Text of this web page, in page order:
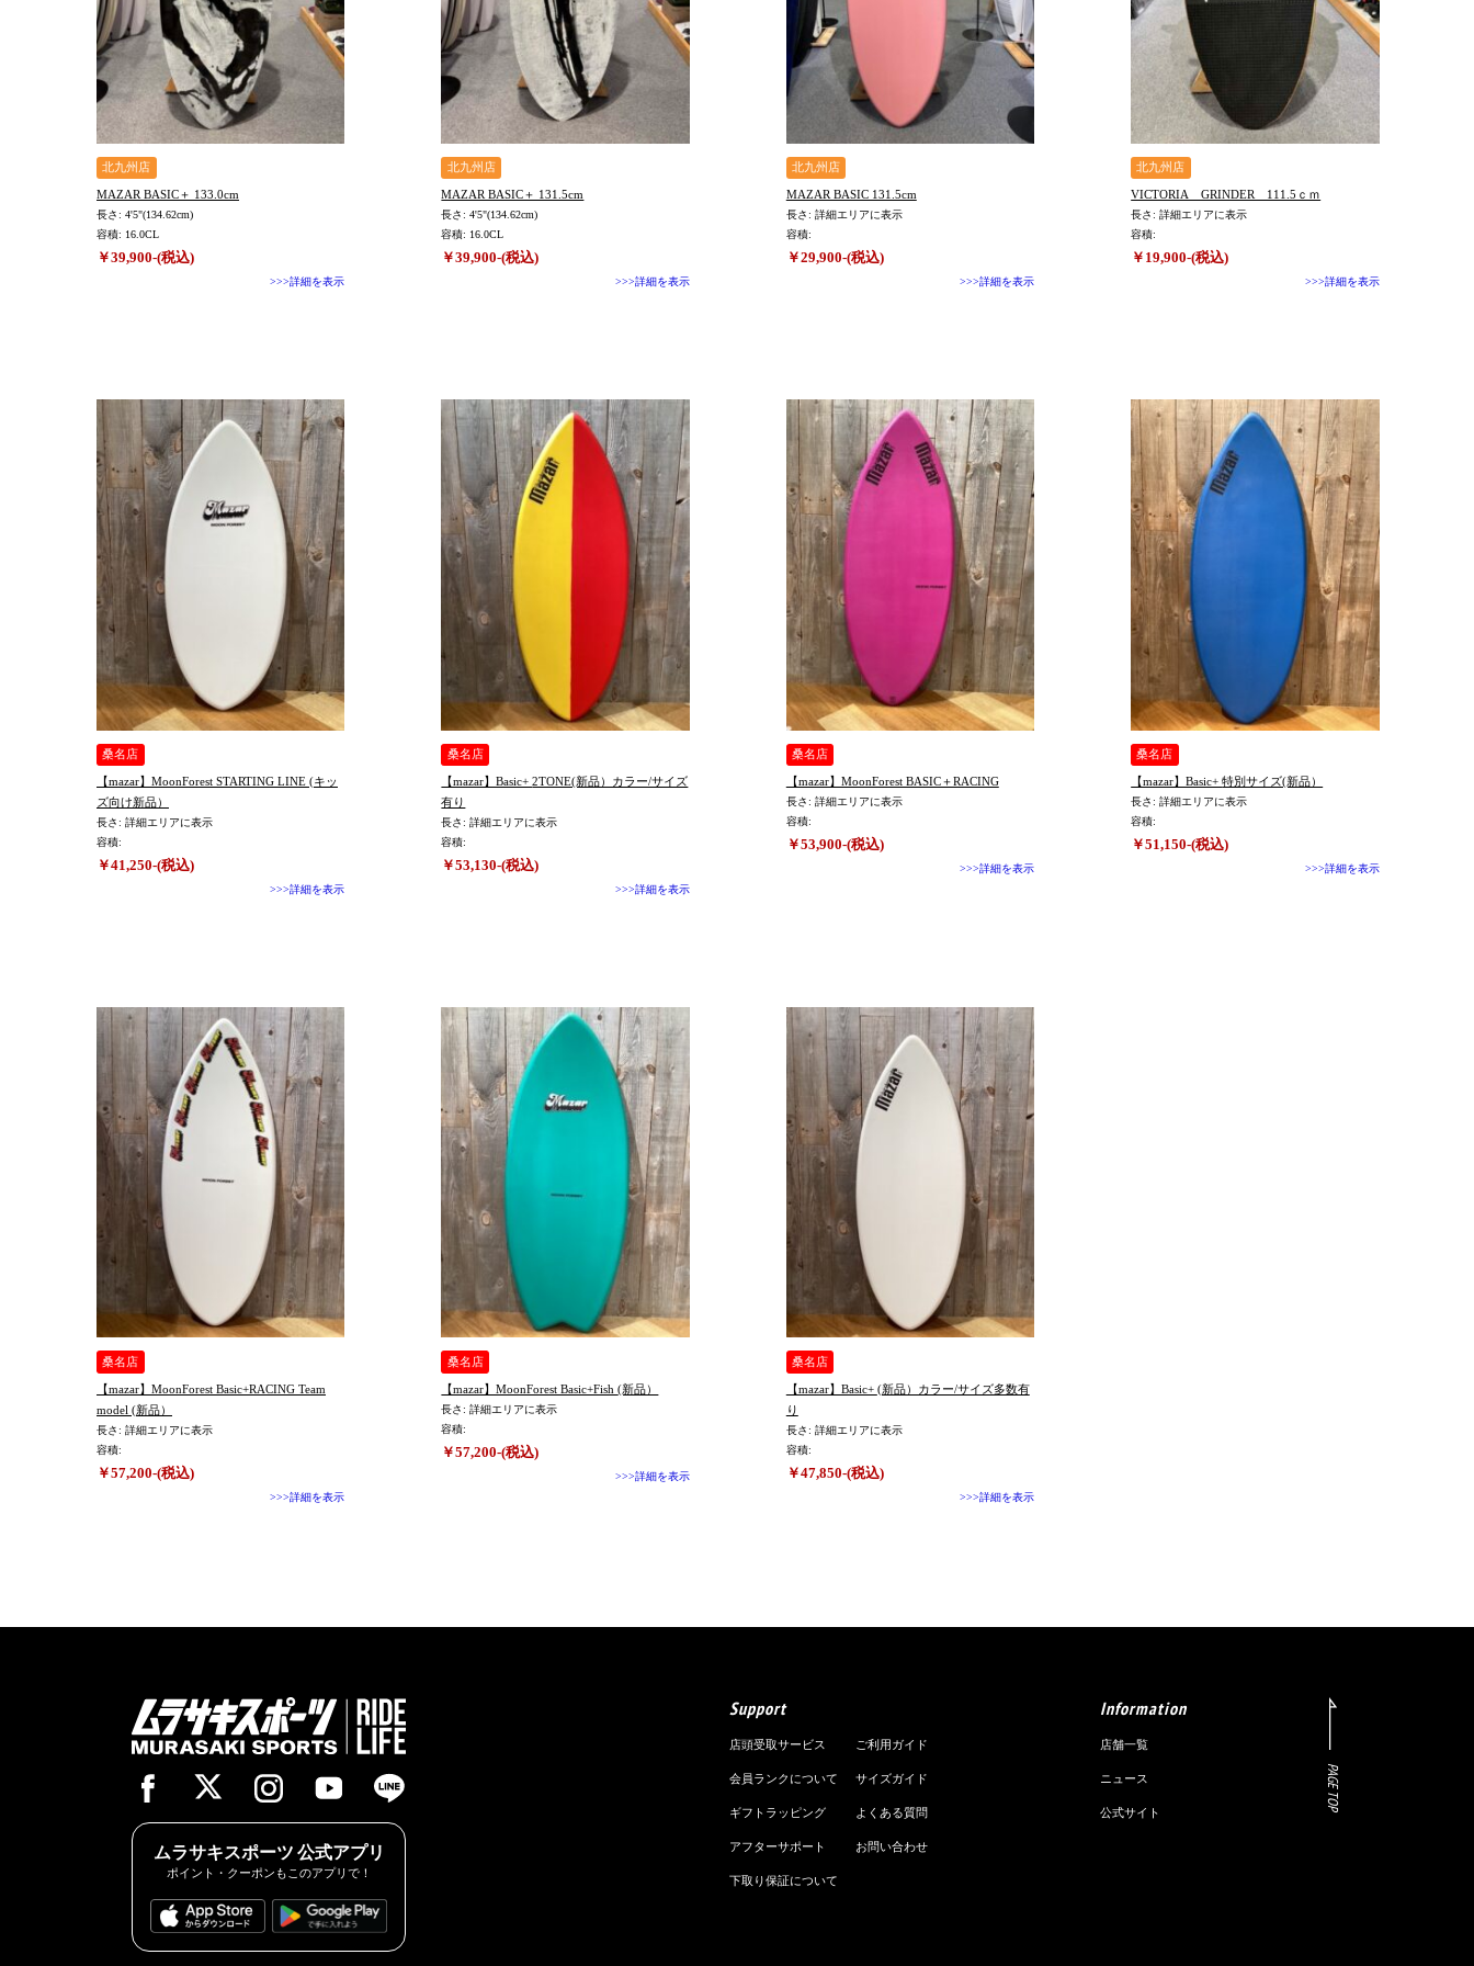
在庫店舗
北九州店
MAZAR BASIC＋ 133.0cm
長さ: 4'5"(134.62cm)
容積: 16.0CL
￥39,900-(税込)
>>>詳細を表示
北九州店
MAZAR BASIC＋ 131.5cm
長さ: 4'5"(134.62cm)
容積: 16.0CL
￥39,900-(税込)
>>>詳細を表示
北九州店
MAZAR BASIC 131.5cm
長さ: 詳細エリアに表示
容積:
￥29,900-(税込)
>>>詳細を表示
北九州店
VICTORIA GRINDER 111.5ｃｍ
長さ: 詳細エリアに表示
容積:
￥19,900-(税込)
>>>詳細を表示
桑名店
【mazar】MoonForest STARTING LINE (キッ
ズ向け新品）
長さ: 詳細エリアに表示
容積:
￥41,250-(税込)
>>>詳細を表示
桑名店
【mazar】Basic+ 2TONE(新品）カラー/サイズ
有り
長さ: 詳細エリアに表示
容積:
￥53,130-(税込)
>>>詳細を表示
桑名店
【mazar】MoonForest BASIC＋RACING
長さ: 詳細エリアに表示
容積:
￥53,900-(税込)
>>>詳細を表示
桑名店
【mazar】Basic+ 特別サイズ(新品）
長さ: 詳細エリアに表示
容積:
￥51,150-(税込)
>>>詳細を表示
桑名店
【mazar】MoonForest Basic+RACING Team
model (新品）
長さ: 詳細エリアに表示
容積:
￥57,200-(税込)
>>>詳細を表示
桑名店
【mazar】MoonForest Basic+Fish (新品）
長さ: 詳細エリアに表示
容積:
￥57,200-(税込)
>>>詳細を表示
桑名店
【mazar】Basic+ (新品）カラー/サイズ多数有
り
長さ: 詳細エリアに表示
容積:
￥47,850-(税込)
>>>詳細を表示
ムラサキスポーツ 公式アプリ
ポイント・クーポンもこのアプリで！
Support
店頭受取サービス ご利用ガイド
会員ランクについて サイズガイド
ギフトラッピング よくある質問
アフターサポート お問い合わせ
下取り保証について
Information
店舗一覧
ニュース
公式サイト
PAGE TOP